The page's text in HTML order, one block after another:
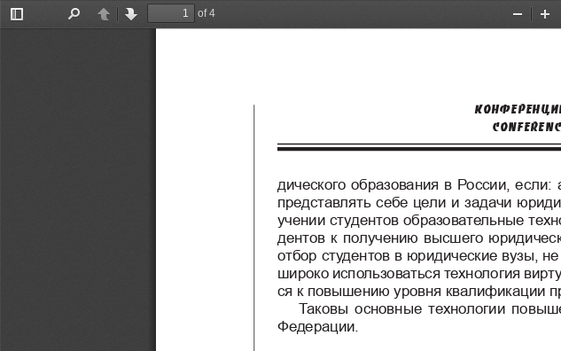
Toggle
PreviousNext
of 4
Zoom
дического образования в России, если:
представлять себе цели и задачи
учении студентов образовательные
дентов к получению высшего
отбор студентов в юридические вузы,
широко использоваться технология
ся к повышению уровня квалификации
Таковы основные технологии
Федерации.